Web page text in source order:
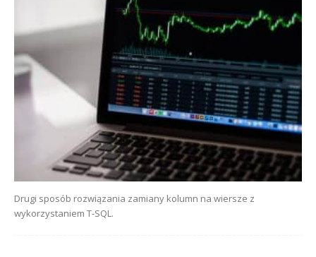
Drugi sposób rozwiązania zamiany kolumn na wiersze z
wykorzystaniem T-SQL.